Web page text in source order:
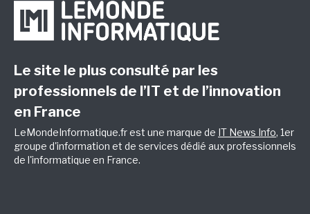
Le site le plus consulté par les
professionnels de l’IT et de l’innovation
en France
LeMondeInformatique.fr est une marque de IT News Info, 1er
groupe d'information et de services dédié aux professionnels
de l'informatique en France.